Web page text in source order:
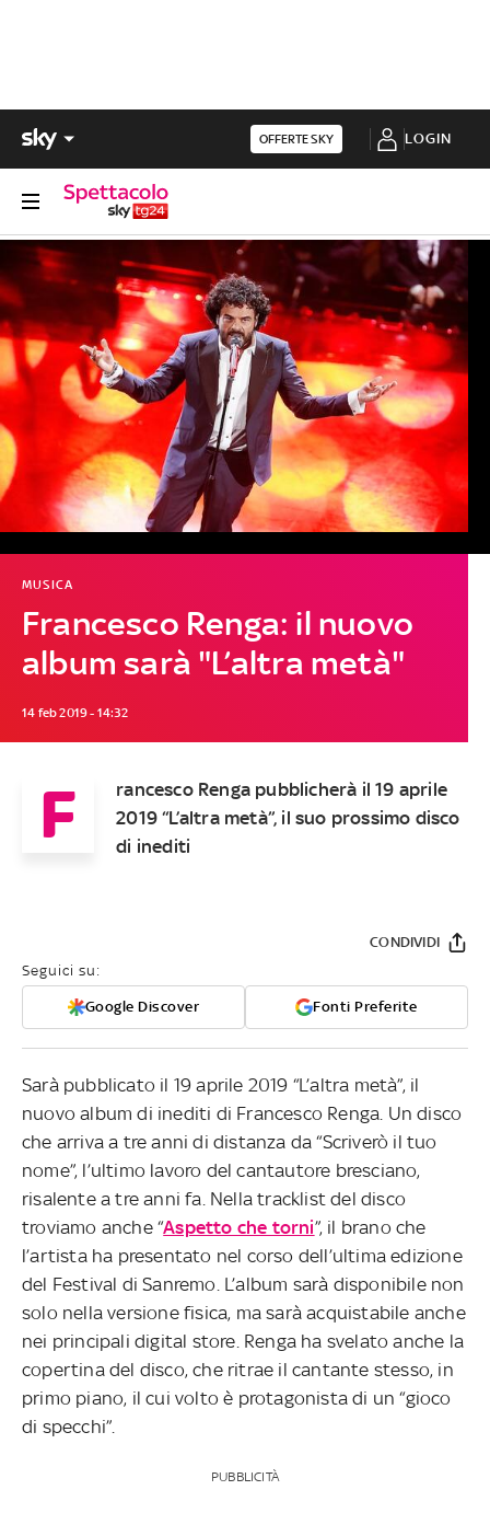
OFFERTE SKY LOGIN
Francesco Renga: il nuovo
album sarà "L’altra metà"
MUSICA
14 feb 2019 - 14:32
F
rancesco Renga pubblicherà il 19 aprile
2019 “L’altra metà”, il suo prossimo disco
di inediti
Seguici su:
Google Discover Fonti Preferite
CONDIVIDI
Sarà pubblicato il 19 aprile 2019 “L’altra metà”, il
nuovo album di inediti di Francesco Renga. Un disco
che arriva a tre anni di distanza da “Scriverò il tuo
nome”, l’ultimo lavoro del cantautore bresciano,
risalente a tre anni fa. Nella tracklist del disco
troviamo anche “Aspetto che torni”, il brano che
l’artista ha presentato nel corso dell’ultima edizione
del Festival di Sanremo. L’album sarà disponibile non
solo nella versione fisica, ma sarà acquistabile anche
nei principali digital store. Renga ha svelato anche la
copertina del disco, che ritrae il cantante stesso, in
primo piano, il cui volto è protagonista di un “gioco
di specchi”.
PUBBLICITÀ